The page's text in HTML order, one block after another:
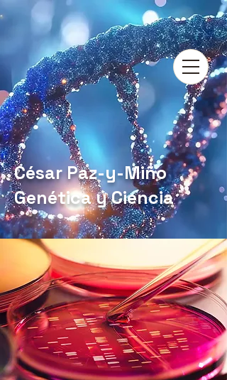
César Paz-y-Miño
Genética y Ciencia